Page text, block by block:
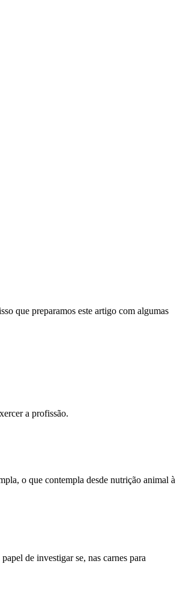
que preparamos este artigo com algumas
a profissão.
o que contempla desde nutrição animal à
de investigar se, nas carnes para